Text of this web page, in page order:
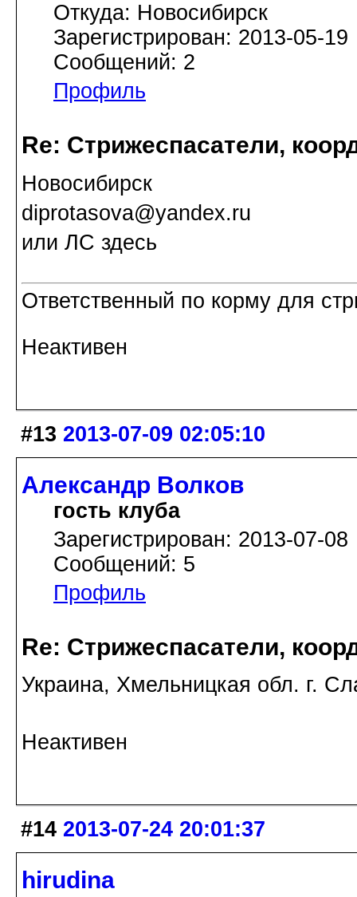
Откуда: Новосибирск
Зарегистрирован: 2013-05-19
Сообщений: 2
Профиль
Re: Стрижеспасатели,
Новосибирск
diprotasova@yandex.ru
или ЛС здесь
Ответственный по корму для
Неактивен
#13 2013-07-09 02:05:10
Александр Волков
гость клуба
Зарегистрирован: 2013-07-08
Сообщений: 5
Профиль
Re: Стрижеспасатели,
Украина, Хмельницкая обл. г.
Неактивен
#14 2013-07-24 20:01:37
hirudina